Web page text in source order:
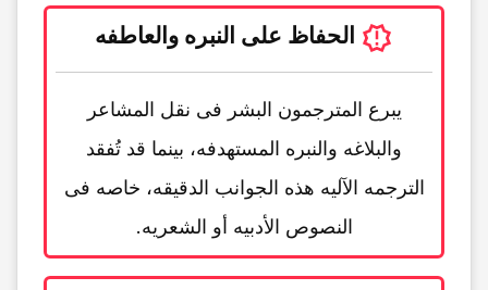
الحفاظ على النبره والعاطفه
یبرع المترجمون البشر فی نقل المشاعر
والبلاغه والنبره المستهدفه، بینما قد تُفقد
الترجمه الآلیه هذه الجوانب الدقیقه، خاصه فی
النصوص الأدبیه أو الشعریه.